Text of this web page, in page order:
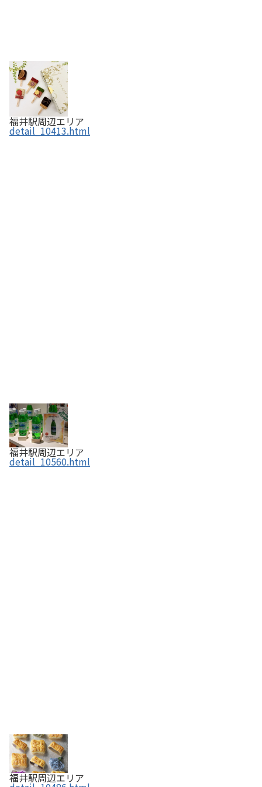
福井駅周辺エリア
detail_10413.html
福井駅周辺エリア
detail_10560.html
福井駅周辺エリア